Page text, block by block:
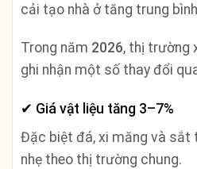
cải tạo nhà ở tăng trung
Trong năm 2026, thị trường
ghi nhận một số thay đổi
✔ Giá vật liệu tăng 3–7%
Đặc biệt đá, xi măng và sắt
nhẹ theo thị trường chung.